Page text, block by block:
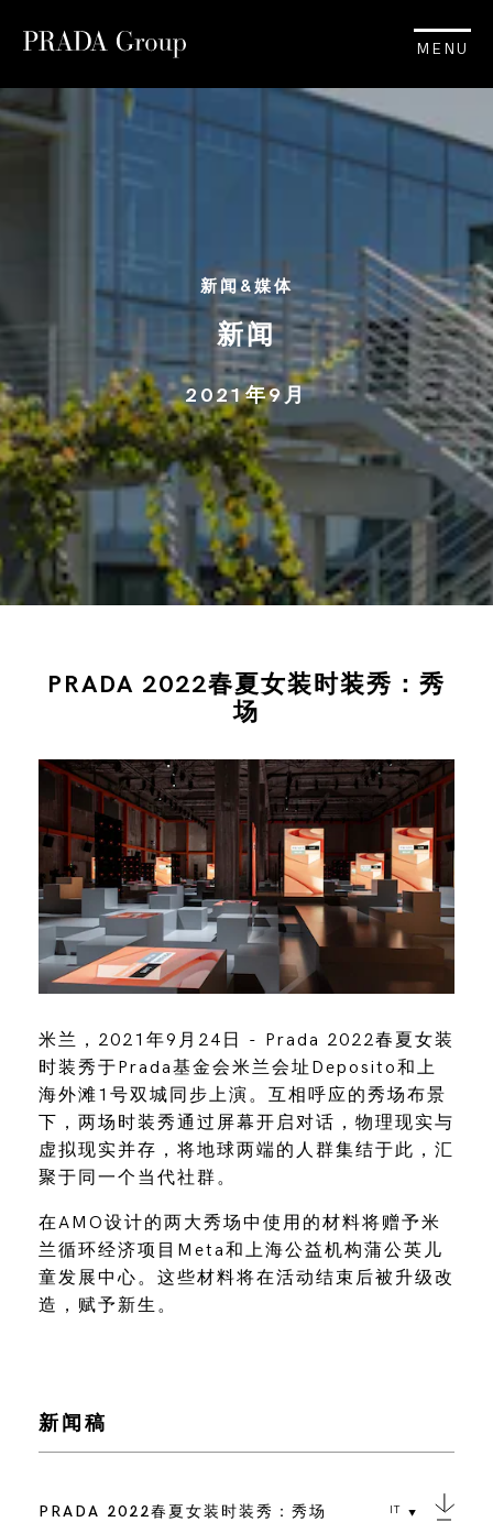
MENU
新闻&媒体
新闻
2021年9月
PRADA 2022春夏女装时装秀：秀
场
米兰，2021年9月24日 - Prada 2022春夏女装
时装秀于Prada基金会米兰会址Deposito和上
海外滩1号双城同步上演。互相呼应的秀场布景
下，两场时装秀通过屏幕开启对话，物理现实与
虚拟现实并存，将地球两端的人群集结于此，汇
聚于同一个当代社群。
在AMO设计的两大秀场中使用的材料将赠予米
兰循环经济项目Meta和上海公益机构蒲公英儿
童发展中心。这些材料将在活动结束后被升级改
造，赋予新生。
新闻稿
PRADA 2022春夏女装时装秀：秀场 IT